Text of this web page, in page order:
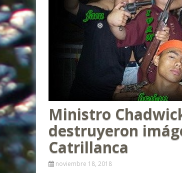
Mis
Ministro
destruyeron
Catrillanca
noviembre 18, 2018